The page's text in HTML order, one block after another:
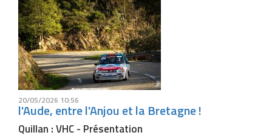
20/05/2026 10:56
l'Aude, entre l'Anjou et la Bretagne !
Quillan : VHC - Présentation